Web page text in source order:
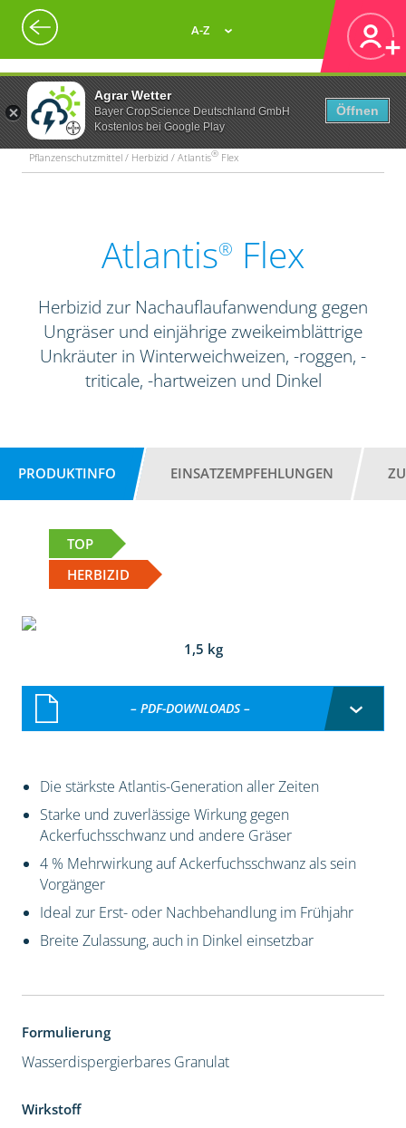
Agrar Wetter
Bayer CropScience Deutschland GmbH
Kostenlos bei Google Play
Öffnen
A-Z
Pflanzenschutzmittel / Herbizid / Atlantis® Flex
Atlantis® Flex
Herbizid zur Nachauflaufanwendung gegen
Ungräser und einjährige zweikeimblättrige
Unkräuter in Winterweichweizen, -roggen, -
triticale, -hartweizen und Dinkel
PRODUKTINFO EINSATZEMPFEHLUNGEN
TOP
HERBIZID
1,5 kg
– PDF-DOWNLOADS –
Die stärkste Atlantis-Generation aller Zeiten
Starke und zuverlässige Wirkung gegen
Ackerfuchsschwanz und andere Gräser
4 % Mehrwirkung auf Ackerfuchsschwanz als sein
Vorgänger
Ideal zur Erst- oder Nachbehandlung im Frühjahr
Breite Zulassung, auch in Dinkel einsetzbar
Formulierung
Wasserdispergierbares Granulat
Wirkstoff